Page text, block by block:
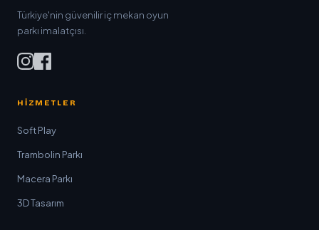
Türkiye'nin güvenilir iç mekan oyun
parkı imalatçısı.
HIZMETLER
Soft Play
Trambolin Parkı
Macera Parkı
3D Tasarım